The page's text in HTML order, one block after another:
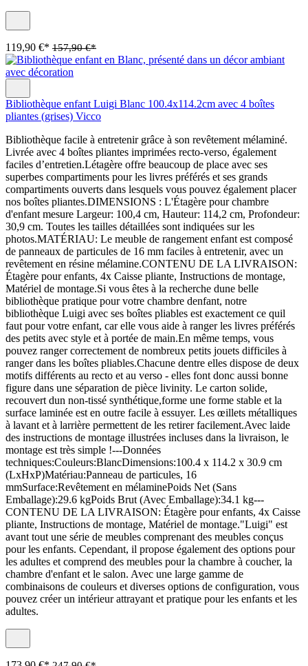
119,90 €* 157,90 €*
Bibliothèque enfant Luigi Blanc 100.4x114.2cm avec 4 boîtes
pliantes (grises) Vicco
Bibliothèque facile à entretenir grâce à son revêtement mélaminé.
Livrée avec 4 boîtes pliantes imprimées recto-verso, également
faciles d’entretien.Létagère offre beaucoup de place avec ses
superbes compartiments pour les livres préférés et ses grands
compartiments ouverts dans lesquels vous pouvez également placer
nos boîtes pliantes.DIMENSIONS : L'Étagère pour chambre
d'enfant mesure Largeur: 100,4 cm, Hauteur: 114,2 cm, Profondeur:
30,9 cm. Toutes les tailles détaillées sont indiquées sur les
photos.MATÉRIAU: Le meuble de rangement enfant est composé
de panneaux de particules de 16 mm faciles à entretenir, avec un
revêtement en résine mélamine.CONTENU DE LA LIVRAISON:
Étagère pour enfants, 4x Caisse pliante, Instructions de montage,
Matériel de montage.Si vous êtes à la recherche dune belle
bibliothèque pratique pour votre chambre denfant, notre
bibliothèque Luigi avec ses boîtes pliables est exactement ce quil
faut pour votre enfant, car elle vous aide à ranger les livres préférés
des petits avec style et à portée de main.En même temps, vous
pouvez ranger correctement de nombreux petits jouets difficiles à
ranger dans les boîtes pliables.Chacune dentre elles dispose de deux
motifs différents au recto et au verso - elles font donc aussi bonne
figure dans une séparation de pièce livinity. Le carton solide,
recouvert dun non-tissé synthétique,forme une forme stable et la
surface laminée est en outre facile à essuyer. Les œillets métalliques
à lavant et à larrière permettent de les retirer facilement.Avec laide
des instructions de montage illustrées incluses dans la livraison, le
montage est très simple !---Données
techniques:Couleurs:BlancDimensions:100.4 x 114.2 x 30.9 cm
(LxHxP)Matériau:Panneau de particules, 16
mmSurface:Revêtement en mélaminePoids Net (Sans
Emballage):29.6 kgPoids Brut (Avec Emballage):34.1 kg---
CONTENU DE LA LIVRAISON: Étagère pour enfants, 4x Caisse
pliante, Instructions de montage, Matériel de montage."Luigi" est
avant tout une série de meubles comprenant des meubles conçus
pour les enfants. Cependant, il propose également des options pour
les adultes et comprend des meubles pour la chambre à coucher, la
chambre d'enfant et le salon. Avec une large gamme de
combinaisons de couleurs et diverses options de configuration, vous
pouvez créer un intérieur attrayant et pratique pour les enfants et les
adultes.